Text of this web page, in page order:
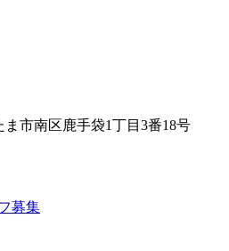
市南区鹿手袋1丁目3番18号
募集